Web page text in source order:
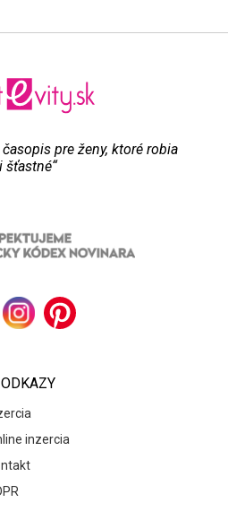
pre ženy, ktoré robia
šťastné“
ODKAZY
inzercia